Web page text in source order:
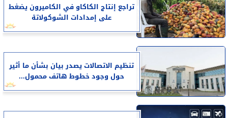
تراجع إنتاج الكاكاو في الكاميرون يضغط
على إمدادات الشوكولاتة
تنظيم الاتصالات يصدر بيان بشأن ما أثير
حول وجود خطوط هاتف محمول...